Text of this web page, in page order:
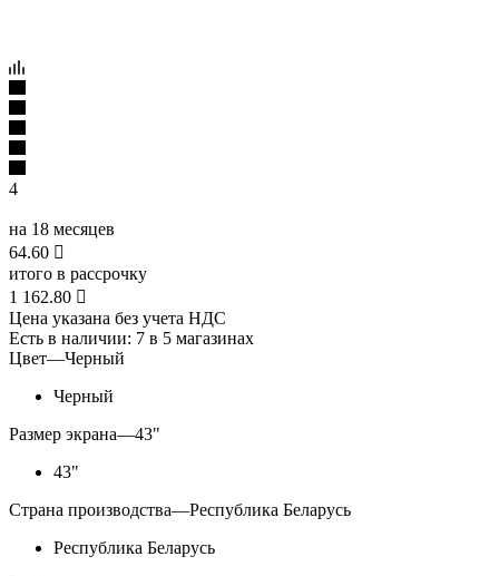
4
на 18 месяцев
64.60 
итого в рассрочку
1 162.80 
Цена указана без учета НДС
Есть в наличии: 7 в 5 магазинах
Цвет—Черный
Черный
Размер экрана—43"
43"
Страна производства—Республика Беларусь
Республика Беларусь